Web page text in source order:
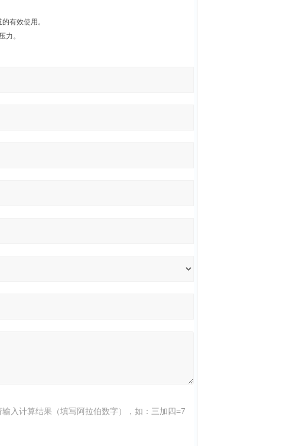
有效使用。
力。
输入计算结果（填写阿拉伯数字），如：三加四=7